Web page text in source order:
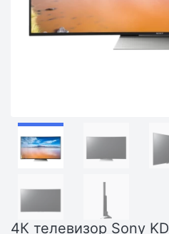
4К телевизор Sony